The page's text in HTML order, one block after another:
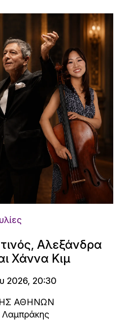
Αλεξάνδρα
Χάννα Κιμ
2026, 20:30
ΑΘΗΝΩΝ